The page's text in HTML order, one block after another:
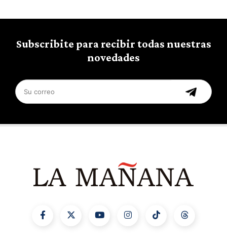
Subscribite para recibir todas nuestras
novedades